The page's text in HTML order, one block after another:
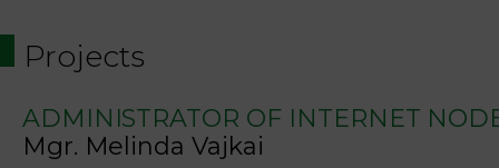
Projects
ADMINISTRATOR OF INTERNET
Mgr. Melinda Vajkai